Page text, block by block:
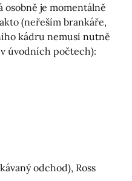
osobně je momentálně
(neřeším brankáře,
kádru nemusí nutně
úvodních počtech):
odchod), Ross